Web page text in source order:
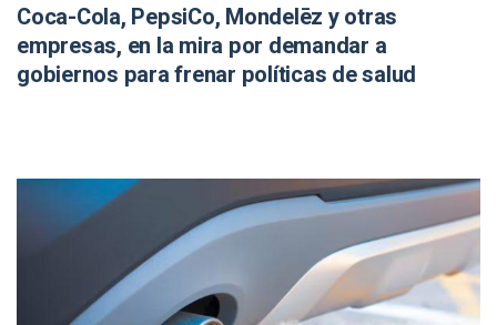
Coca-Cola, PepsiCo, Mondelēz y otras
empresas, en la mira por demandar a
gobiernos para frenar políticas de salud